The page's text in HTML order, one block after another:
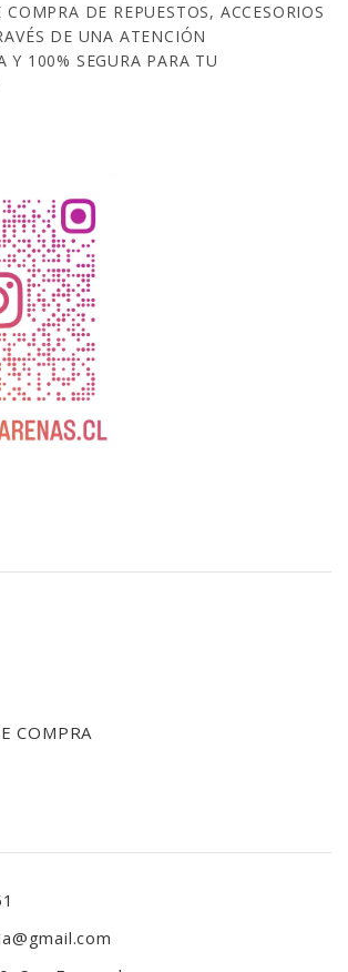
COMPRA DE REPUESTOS, ACCESORIOS
DE UNA ATENCIÓN
Y 100% SEGURA PARA TU
COMPRA